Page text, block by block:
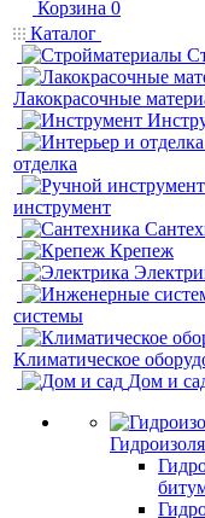
Корзина 0
Каталог
Лакокрасочные
отделка
инструмент
Крепеж
системы
Климатическое
Дом и